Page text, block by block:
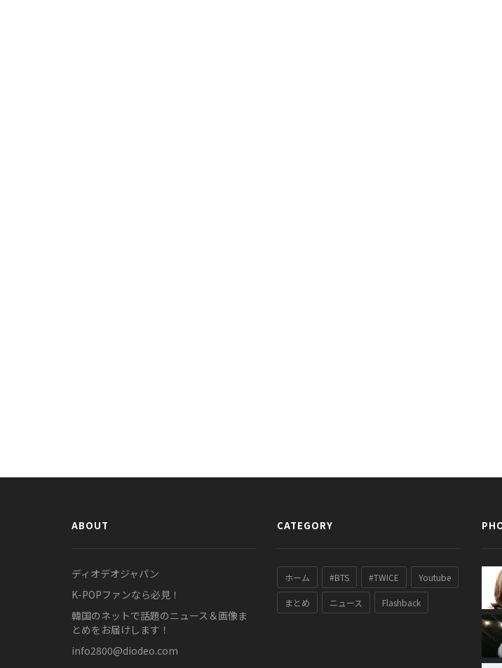
ABOUT
ディオデオジャパン
K-POPファンなら必見！
韓国のネットで話題のニュース＆画像ま
とめをお届けします！
info2800@diodeo.com
CATEGORY
ホーム #BTS #TWICE Youtube
まとめ ニュース Flashback